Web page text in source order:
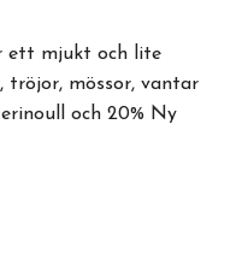
ett mjukt och lite
tröjor, mössor, vantar
och 20% Ny